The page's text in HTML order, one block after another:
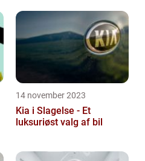
14 november 2023
Kia i Slagelse - Et
luksuriøst valg af bil